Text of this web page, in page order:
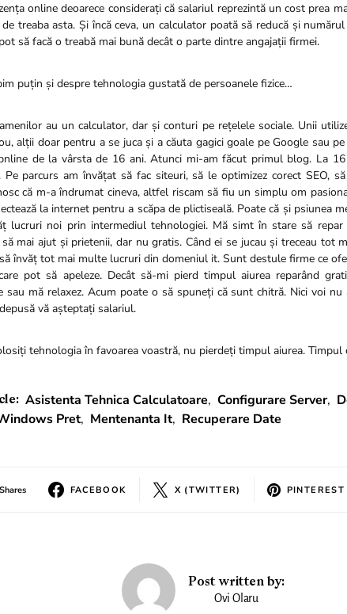
online deoarece considerați că salariul reprezintă un cost prea
treaba asta. Și încă ceva, un calculator poată să reducă și
să facă o treabă mai bună decât o parte dintre angajații firmei.
puțin și despre tehnologia gustată de persoanele fizice…
au un calculator, dar și conturi pe rețelele sociale. Unii
alții doar pentru a se juca și a căuta gagici goale pe Google sau
de la vârsta de 16 ani. Atunci mi-am făcut primul blog. La
parcurs am învățat să fac siteuri, să le optimizez corect SEO,
că m-a îndrumat cineva, altfel riscam să fiu un simplu om
la internet pentru a scăpa de plictiseală. Poate că și psiunea
lucruri noi prin intermediul tehnologiei. Mă simt în stare să
să mai ajut și prietenii, dar nu gratis. Când ei se jucau și treceau tot
învăț tot mai multe lucruri din domeniul it. Sunt destule firme ce
pot să apeleze. Decât să-mi pierd timpul aiurea reparând
sau mă relaxez. Acum poate o să spuneți că sunt chitră. Nici voi
vă așteptați salariul.
tehnologia în favoarea voastră, nu pierdeți timpul aiurea. Timpul
Asistenta Tehnica Calculatoare, Configurare Server,
Pret, Mentenanta It, Recuperare Date
FACEBOOK X (TWITTER) PINTEREST
Post written by:
Ovi Olaru